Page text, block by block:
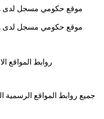
موقع حكومي مسجل لدى
موقع حكومي مسجل لدى
روابط المواقع
جميع روابط المواقع الرسمية